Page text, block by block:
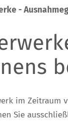
-
im Zeitraum
Sie